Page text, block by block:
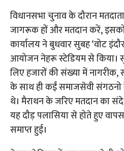
विधानसभा चुनाव के दौरान
जागरूक हों और मतदान करें,
कार्यालय ने बुधवार सुबह ‘वोट
आयोजन नेहरू स्टेडियम से
लिए हजारों की संख्या में नागरीक,
के साथ ही कईं समाजसेवी संगठनो
थे। मैराथन के जरिए मतदान का
यह दौड़ पलासिया से होते हुए
समाप्त हुई।